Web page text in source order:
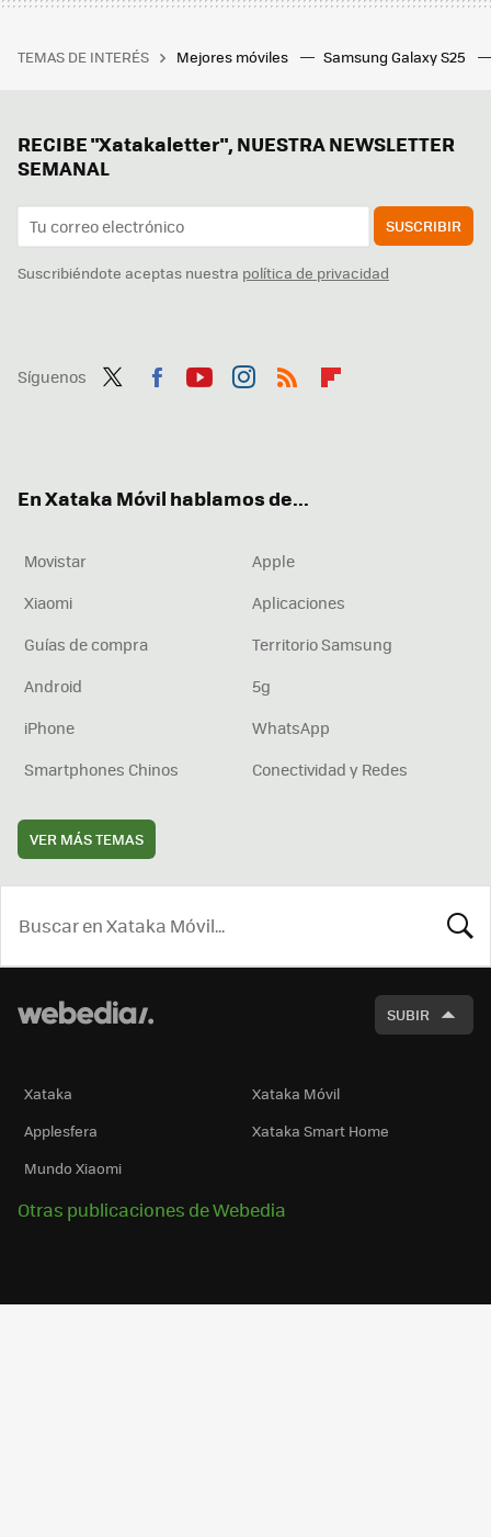
TEMAS DE INTERÉS Mejores móviles Samsung Galaxy S25
RECIBE "Xatakaletter", NUESTRA NEWSLETTER
SEMANAL
SUSCRIBIR
Suscribiéndote aceptas nuestra política de privacidad
Síguenos
En Xataka Móvil hablamos de...
Movistar
Apple
Xiaomi
Aplicaciones
Guías de compra
Territorio Samsung
Android
5g
iPhone
WhatsApp
Smartphones Chinos
Conectividad y Redes
VER MÁS TEMAS
SUBIR
Xataka
Xataka Móvil
Applesfera
Xataka Smart Home
Mundo Xiaomi
Otras publicaciones de Webedia